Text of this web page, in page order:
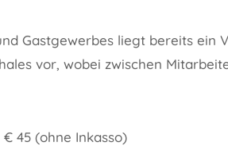
Gastgewerbes liegt bereits ein
vor, wobei zwischen
45 (ohne Inkasso)